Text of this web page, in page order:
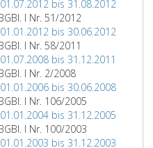
bis 31.08.2012
I Nr. 51/2012
bis 30.06.2012
I Nr. 58/2011
bis 31.12.2011
I Nr. 2/2008
bis 30.06.2008
I Nr. 106/2005
bis 31.12.2005
I Nr. 100/2003
bis 31.12.2003